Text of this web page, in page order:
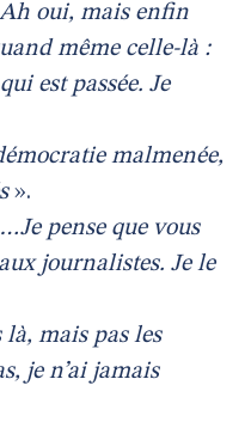
Ah oui, mais enfin
même celle-là :
est passée. Je
malmenée,
».
…Je pense que vous
journalistes. Je le
là, mais pas les
je n’ai jamais